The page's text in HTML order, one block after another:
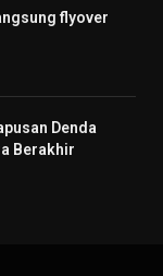
flyover
Denda
Berakhir